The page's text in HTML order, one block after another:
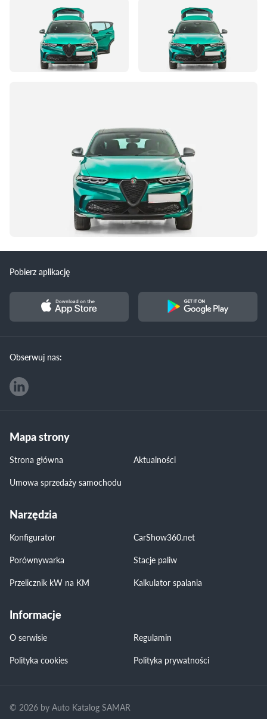
Pobierz aplikację
Obserwuj nas:
Mapa strony
Strona główna
Aktualności
Umowa sprzedaży samochodu
Narzędzia
Konfigurator
CarShow360.net
Porównywarka
Stacje paliw
Przelicznik kW na KM
Kalkulator spalania
Informacje
O serwisie
Regulamin
Polityka cookies
Polityka prywatności
© 2026 by Auto Katalog SAMAR